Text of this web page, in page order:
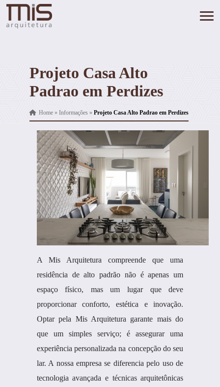
Projeto Casa Alto
Padrao em Perdizes
Home» Informações » Projeto Casa Alto Padrao em Perdizes
A Mis Arquitetura compreende que uma
residência de alto padrão não é apenas um
espaço físico, mas um lugar que deve
proporcionar conforto, estética e inovação.
Optar pela Mis Arquitetura garante mais do
que um simples serviço; é assegurar uma
experiência personalizada na concepção do seu
lar. A nossa empresa se diferencia pelo uso de
tecnologia avançada e técnicas arquitetônicas